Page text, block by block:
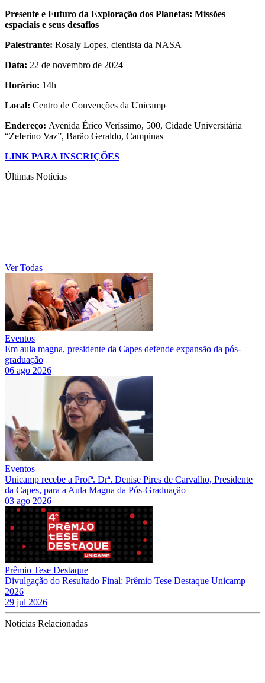
Presente e Futuro da Exploração dos Planetas: Missões
espaciais e seus desafios
Palestrante: Rosaly Lopes, cientista da NASA
Data: 22 de novembro de 2024
Horário: 14h
Local: Centro de Convenções da Unicamp
Endereço: Avenida Érico Veríssimo, 500, Cidade Universitária
“Zeferino Vaz”, Barão Geraldo, Campinas
LINK PARA INSCRIÇÕES
Últimas Notícias
Ver Todas
Eventos
Em aula magna, presidente da Capes defende expansão da pós-
graduação
06 ago 2026
Eventos
Unicamp recebe a Profª. Drª. Denise Pires de Carvalho, Presidente
da Capes, para a Aula Magna da Pós-Graduação
03 ago 2026
Prêmio Tese Destaque
Divulgação do Resultado Final: Prêmio Tese Destaque Unicamp
2026
29 jul 2026
Notícias Relacionadas